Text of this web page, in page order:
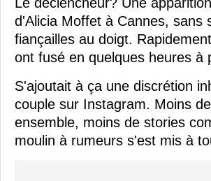
d'Alicia Moffet à Cannes, sans
fiançailles au doigt.
ont fusé en quelques heures à
S'ajoutait à ça une discrétion
couple sur Instagram. Moins
ensemble, moins de stories
moulin à rumeurs s'est mis à